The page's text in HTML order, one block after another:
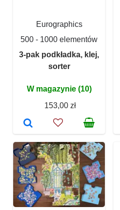
Eurographics
500 - 1000 elementów
3-pak podkładka, klej,
sorter
W magazynie (10)
153,00 zł